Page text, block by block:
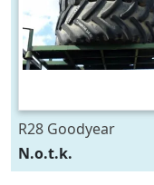
R28 Goodyear
540/75R28
N.o.t.k.